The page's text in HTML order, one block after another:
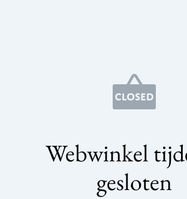
Webwinkel
gesloten